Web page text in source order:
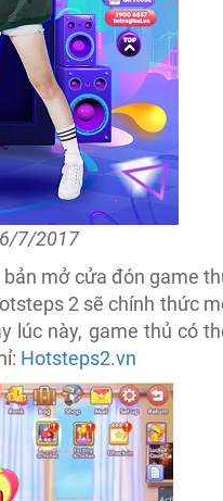
7/2017
mở cửa đón game
2 sẽ chính thức
lúc này, game thủ có
Hotsteps2.vn